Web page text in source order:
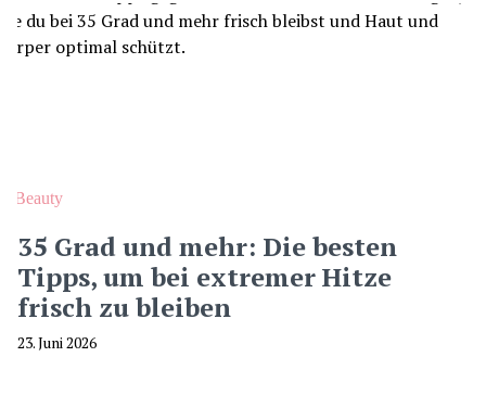
Beauty
35 Grad und mehr: Die besten
Tipps, um bei extremer Hitze
frisch zu bleiben
23. Juni 2026